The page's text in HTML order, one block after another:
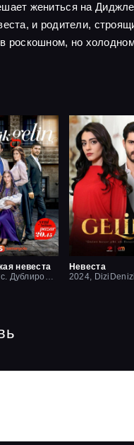
жениться на
и родители,
но
невеста
Невеста
2024, DiziDenizi